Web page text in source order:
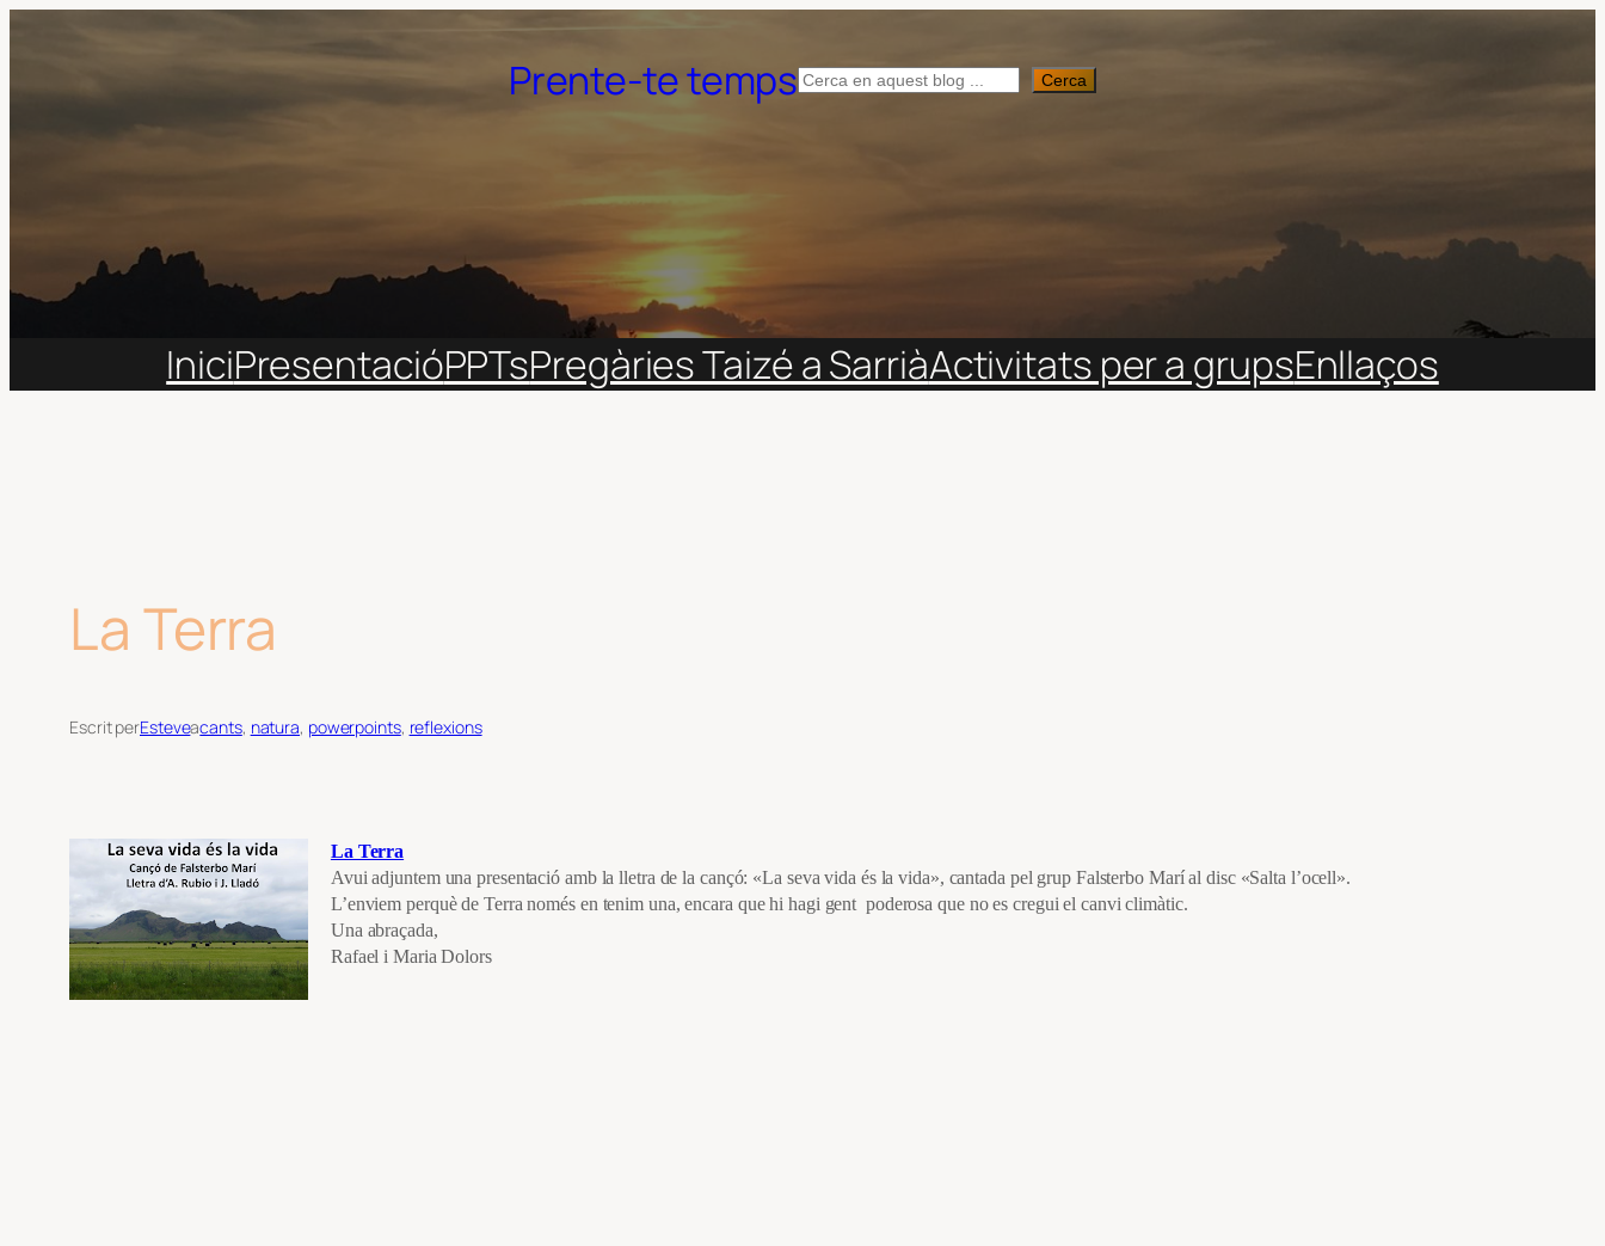
Prente-te tempsCerca Cerca
IniciPresentacióPPTsPregàries Taizé a SarriàActivitats per a grupsEnllaços
La Terra
Escrit perEsteveacants, natura, powerpoints, reflexions
La Terra
Avui adjuntem una presentació amb la lletra de la cançó: «La seva vida és la vida», cantada pel grup Falsterbo Marí al disc «Salta l’ocell».
L’enviem perquè de Terra només en tenim una, encara que hi hagi gent poderosa que no es cregui el canvi climàtic.
Una abraçada,
Rafael i Maria Dolors